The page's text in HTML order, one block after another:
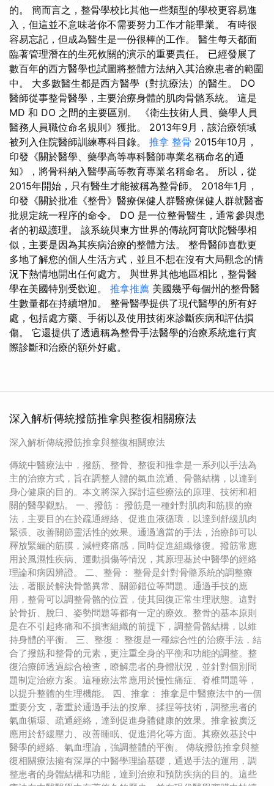
的。 簡而言之，整骨學校比其他一些類型的學校更容易進
入，但這並不意味著你不需要努力工作才能畢業。 有時很
容易忘記，但成為醫生是一份很棒的工作。 醫生每天都面
臨著管理潛在的生死攸關的演示的重要責任。 已經發展了
數百年的西方醫學也試圖將整體方法納入其治療患者的範圍
中。 大多數醫生都是西方醫學（對抗療法）的醫生。 DO
醫師從事整骨醫學，主要治療身體的肌肉骨骼系統。 這是
MD 和 DO 之間的主要區別。 《衛生技術人員、藥學人員
醫務人員職位命名規則》獲批。 2013年9月，該治療領域
被列入住院醫師訓練專科目錄。 推拿 整骨 2015年10月，
印發《關於醫學、藥學高等專科醫師專業名稱命名的通
知》，將骨科納入醫學高等教育專業名稱命名。 所以，從
2015年開始，只有醫生才能被稱為整骨師。 2018年1月，
印發《關於批准《整骨》醫療保健人群醫療保健人群就醫審
批規定統一程序的命令。 DO 是一位整骨醫生，通常參與患
者的初級護理。 該系統與東方世界的傳統阿育吠陀醫學相
似，主要是因為其疾病治療的整體方法。 整骨醫師喜歡更
多地了解您的個人生活方式，並且不想在沒有大局觀念的情
況下熱情地開出任何處方。 與世界其他地區相比，整骨醫
學在美國特別受歡迎。 推拿推薦 美國幾乎每個州的整骨醫
生數量都在持續增加。 整骨醫學提供了現代醫學的所有好
處，包括處方藥、手術以及使用技術來診斷疾病和評估損
傷。 它還提供了透過稱為整骨手法醫學的治療系統進行實
際診斷和治療的額外好處。
深入解析傳統撥筋推拿與整復相關療法
深入解析傳統撥筋推拿與整復相關療法
傳統中醫療法中，撥筋、整骨、整復和推拿是一系列以手法為
主的治療方式，旨在調整人體的氣血流通、骨骼結構，以達到
身心健康的目的。本文將深入探討這些療法的原理、技術和相
關的醫學觀點。 一、撥筋： 撥筋是一種針對肌肉和筋膜的療
法，主要目的在於疏通經絡、促進血液循環，以達到舒緩肌肉
緊張、改善關節靈活性的效果。通過適當的手法，治療師可以
釋放緊繃的筋膜，減輕疼痛感，同時促進組織修復。撥筋常應
用於風濕性疾病、運動損傷等情況，其原理基於中醫學的經絡
理論和病因辨證。 二、整骨： 整骨是針對骨骼系統的調整療
法，著眼於解決骨骼異常、關節錯位等問題。通過手技的應
用，整骨可以調整骨骼的位置，使其回復正常生理狀態。這對
於骨折、脫臼、姿勢問題等都有一定的療效。整骨的基本原則
是在不引起疼痛和不損害組織的前提下，調整骨骼結構，以維
持身體的平衡。 三、整復： 整復是一種綜合性的治療手法，結
合了撥筋和整骨的元素，更注重全身的平衡和功能的調整。整
復治療師透過綜合檢查，瞭解患者的身體狀況，並針對個別問
題制定治療方案。這種療法常應用於慢性痛症、脊椎問題等，
以提升整體的生理機能。 四、推拿： 推拿是中醫療法中的一個
重要分支，著重於通過手法的按摩、揉捏等技術，調整患者的
氣血循環、疏通經絡，達到促進身體健康的效果。推拿被廣泛
應用於舒緩壓力、改善睡眠、促進消化等方面。其療效基於中
醫學的經絡、氣血理論，強調整體的平衡。 傳統撥筋推拿與整
復相關療法擁有深厚的中醫學理論基礎，通過手法的運用，調
整患者的身體結構和功能，達到治療和預防疾病的目的。這些